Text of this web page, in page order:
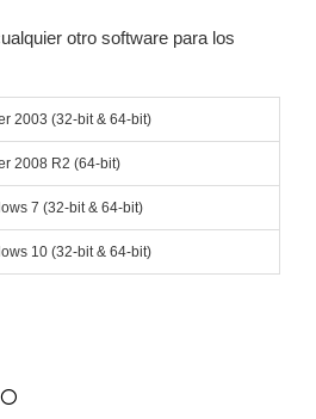
otro software para los
2003 (32-bit & 64-bit)
2008 R2 (64-bit)
7 (32-bit & 64-bit)
10 (32-bit & 64-bit)